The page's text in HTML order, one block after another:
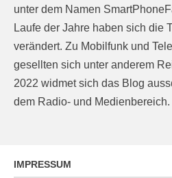
unter dem Namen
Laufe der Jahre haben sich die
verändert. Zu Mobilfunk und
gesellten sich unter anderem
2022 widmet sich das Blog
dem Radio- und Medienbereich.
IMPRESSUM